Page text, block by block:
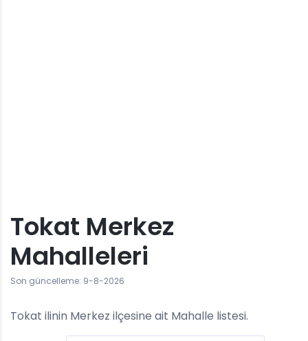
Tokat Merkez
Mahalleleri
Son güncelleme: 9-8-2026
Tokat ilinin Merkez ilçesine ait Mahalle listesi.